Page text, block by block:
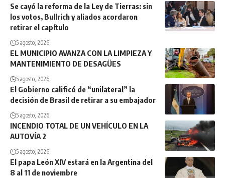
Se cayó la reforma de la Ley de Tierras: sin
los votos, Bullrich y aliados acordaron
retirar el capítulo
5 agosto, 2026
EL MUNICIPIO AVANZA CON LA LIMPIEZA Y
MANTENIMIENTO DE DESAGÜES
5 agosto, 2026
El Gobierno calificó de “unilateral” la
decisión de Brasil de retirar a su embajador
5 agosto, 2026
INCENDIO TOTAL DE UN VEHÍCULO EN LA
AUTOVÍA 2
5 agosto, 2026
El papa León XIV estará en la Argentina del
8 al 11 de noviembre